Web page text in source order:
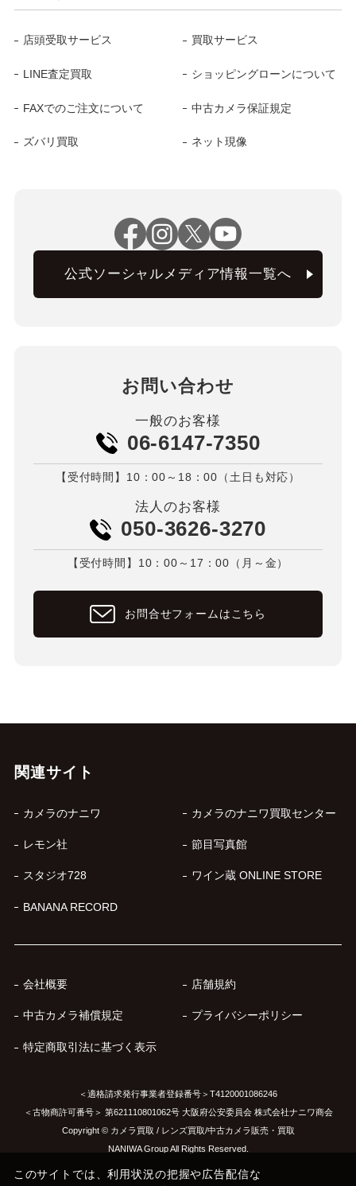
店頭受取サービス 買取サービス
LINE査定買取 ショッピングローンについて
FAXでのご注文について 中古カメラ保証規定
ズバリ買取 ネット現像
公式ソーシャルメディア情報一覧へ
お問い合わせ
一般のお客様
06-6147-7350
【受付時間】10：00～18：00（土日も対応）
法人のお客様
050-3626-3270
【受付時間】10：00～17：00（月～金）
お問合せフォームはこちら
関連サイト
カメラのナニワ カメラのナニワ買取センター
レモン社 節目写真館
スタジオ728 ワイン蔵 ONLINE STORE
BANANA RECORD
会社概要 店舗規約
中古カメラ補償規定 プライバシーポリシー
特定商取引法に基づく表示
＜適格請求発行事業者登録番号＞T4120001086246
＜古物商許可番号＞ 第621110801062号 大阪府公安委員会 株式会社ナニワ商会
Copyright © カメラ買取 / レンズ買取/中古カメラ販売・買取
NANIWA Group All Rights Reserved.
このサイトでは、利用状況の把握や広告配信な